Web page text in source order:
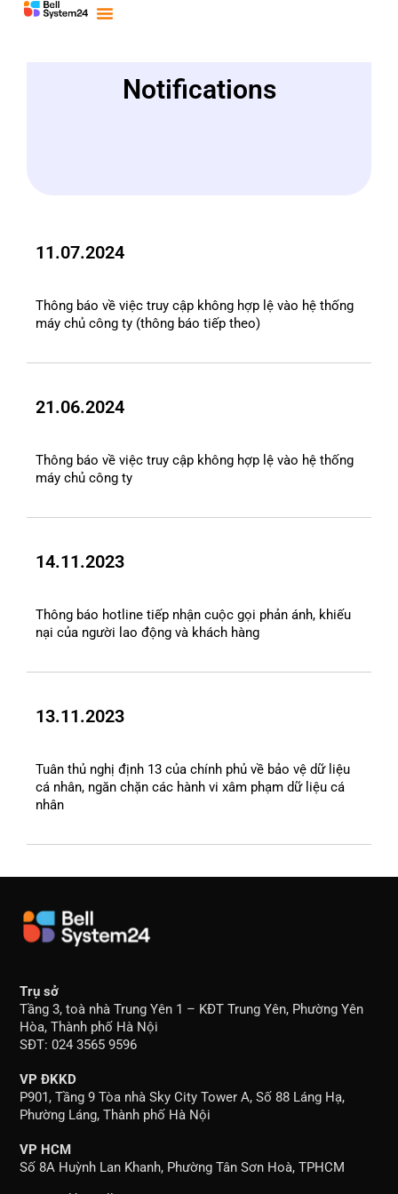
Notifications
11.07.2024
Thông báo về việc truy cập không hợp lệ vào hệ thống
máy chủ công ty (thông báo tiếp theo)
21.06.2024
Thông báo về việc truy cập không hợp lệ vào hệ thống
máy chủ công ty
14.11.2023
Thông báo hotline tiếp nhận cuộc gọi phản ánh, khiếu
nại của người lao động và khách hàng
13.11.2023
Tuân thủ nghị định 13 của chính phủ về bảo vệ dữ liệu
cá nhân, ngăn chặn các hành vi xâm phạm dữ liệu cá
nhân
Trụ sở
Tầng 3, toà nhà Trung Yên 1 – KĐT Trung Yên, Phường Yên
Hòa, Thành phố Hà Nội
SĐT: 024 3565 9596
VP ĐKKD
P901, Tầng 9 Tòa nhà Sky City Tower A, Số 88 Láng Hạ,
Phường Láng, Thành phố Hà Nội
VP HCM
Số 8A Huỳnh Lan Khanh, Phường Tân Sơn Hoà, TPHCM